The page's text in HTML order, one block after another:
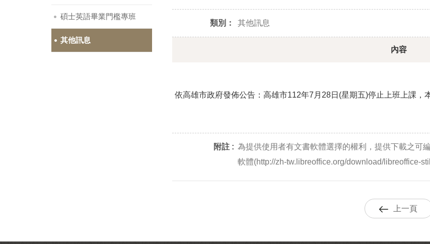
類別： 其他訊息
內容
依高雄市政府發佈公告：高雄市112年7 月 28日(星期五)停止上班上課，
附註 : 為提供使用者有文書軟體選擇的權利，提供下載之可
軟體(http://zh-tw.libreoffice.org/download/libreoffice-
上一頁
碩士英語畢業門檻專班
其他訊息